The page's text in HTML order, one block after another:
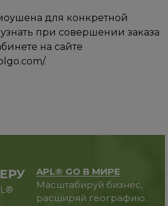
для конкретной
при совершении заказа
на сайте
.
APL® GO В МИРЕ
Масштабируй бизнес,
расширяй географию.